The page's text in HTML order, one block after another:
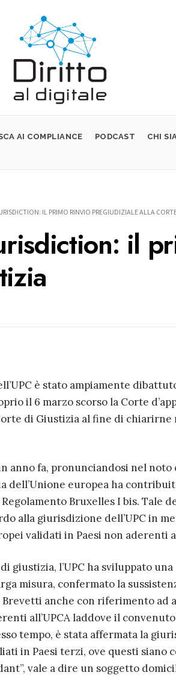
AI COMPLIANCE PODCAST CHI
IL PRIMO RINVIO PREGIUDIZIALE ALLA
il
è stato ampiamente
il 6 marzo scorso la Corte
di Giustizia al fine di chiarirne
anno fa, pronunciandosi nel noto
dell’Unione europea ha
Bruxelles I bis. Tale
alla giurisdizione dell’UPC in
validati in Paesi non aderenti
giustizia, l’UPC ha sviluppato una
misura, confermato la
anche con riferimento ad
all’UPCA laddove il
tempo, è stata affermata la
in Paesi terzi, ove questi siano
vale a dire un soggetto